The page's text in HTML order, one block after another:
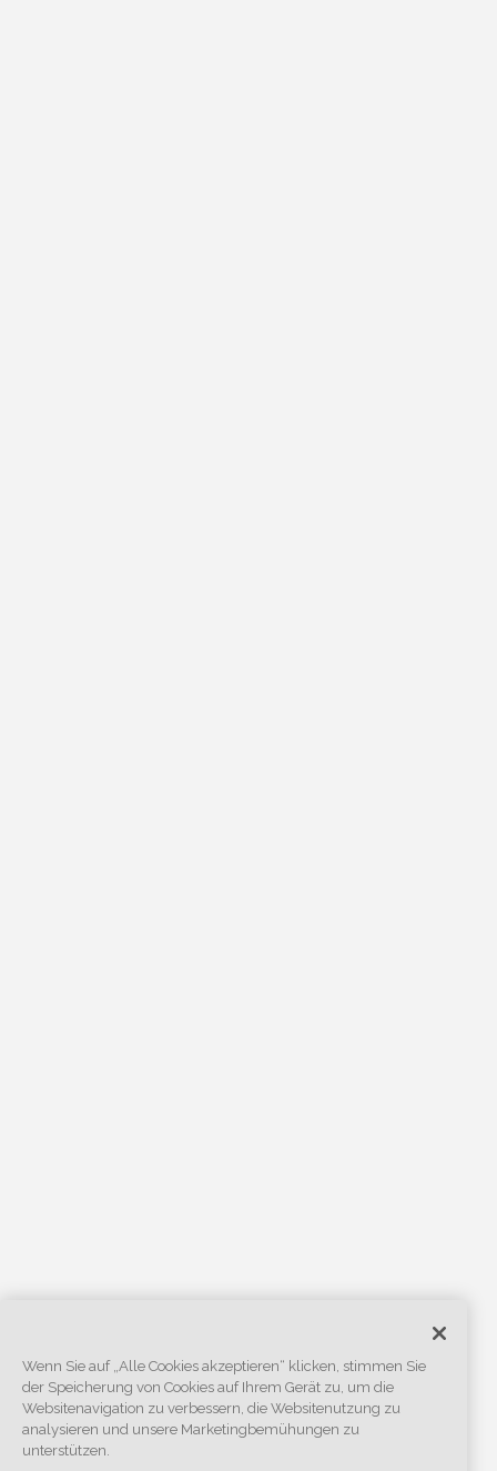
Wenn Sie auf „Alle Cookies akzeptieren“ klicken, stimmen Sie
der Speicherung von Cookies auf Ihrem Gerät zu, um die
Websitenavigation zu verbessern, die Websitenutzung zu
analysieren und unsere Marketingbemühungen zu
unterstützen.